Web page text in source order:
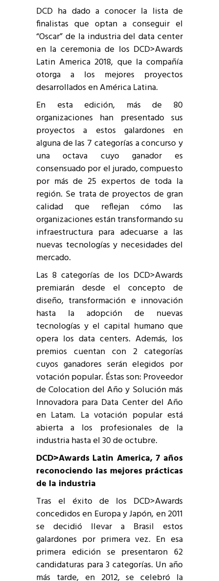
DCD ha dado a conocer la lista de
finalistas que optan a conseguir el
“Oscar” de la industria del data center
en la ceremonia de los DCD>Awards
Latin America 2018, que la compañía
otorga a los mejores proyectos
desarrollados en América Latina.
En esta edición, más de 80
organizaciones han presentado sus
proyectos a estos galardones en
alguna de las 7 categorías a concurso y
una octava cuyo ganador es
consensuado por el jurado, compuesto
por más de 25 expertos de toda la
región. Se trata de proyectos de gran
calidad que reflejan cómo las
organizaciones están transformando su
infraestructura para adecuarse a las
nuevas tecnologías y necesidades del
mercado.
Las 8 categorías de los DCD>Awards
premiarán desde el concepto de
diseño, transformación e innovación
hasta la adopción de nuevas
tecnologías y el capital humano que
opera los data centers. Además, los
premios cuentan con 2 categorías
cuyos ganadores serán elegidos por
votación popular. Éstas son: Proveedor
de Colocation del Año y Solución más
Innovadora para Data Center del Año
en Latam. La votación popular está
abierta a los profesionales de la
industria hasta el 30 de octubre.
DCD>Awards Latin America, 7 años
reconociendo las mejores prácticas
de la industria
Tras el éxito de los DCD>Awards
concedidos en Europa y Japón, en 2011
se decidió llevar a Brasil estos
galardones por primera vez. En esa
primera edición se presentaron 62
candidaturas para 3 categorías. Un año
más tarde, en 2012, se celebró la